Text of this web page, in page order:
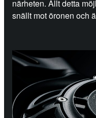
närheten. Allt detta
snällt mot öronen och